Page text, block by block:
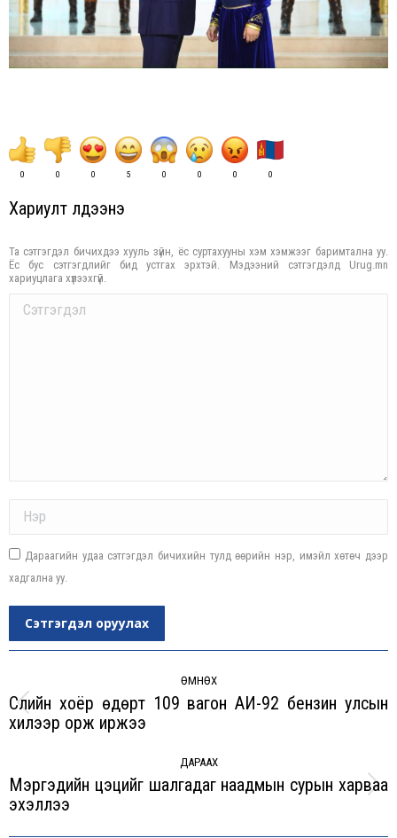
0 0 0 5 0 0 0 0
Хариулт үлдээнэ үү
Та сэтгэгдэл бичихдээ хууль зүйн, ёс суртахууны хэм хэмжээг баримтална уу.
Ёс бус сэтгэгдлийг бид устгах эрхтэй. Мэдээний сэтгэгдэлд Urug.mn
хариуцлага хүлээхгүй.
Comment
Дараагийн удаа сэтгэгдэл бичихийн тулд өөрийн нэр, имэйл хөтөч дээр
хадгална уу.
Сэтгэгдэл оруулах
navigation
ӨМНӨХ
Previous
Сүүлийн хоёр өдөрт 109 вагон АИ-92 бензин улсын
хилээр орж иржээ
ДАРААХ
Next
Мэргэдийн цэцийг шалгадаг наадмын сурын харваа
эхэллээ